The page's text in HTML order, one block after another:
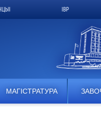
ІВР
МАГІСТРАТУРА